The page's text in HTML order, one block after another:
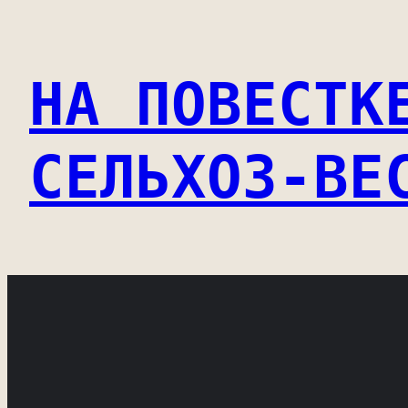
содержимому
НА
СЕЛЬХОЗ-